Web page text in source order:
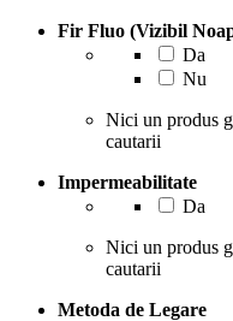
Fir Fluo (Vizibil
Da
Nu
Nici un produs
cautarii
Impermeabilitate
Da
Nici un produs
cautarii
Metoda de Legare